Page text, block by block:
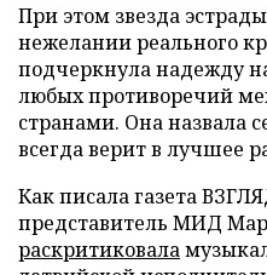
При этом звезда
нежелании реального
подчеркнула надежду
любых противоречий
странами. Она назвала
всегда верит в лучшее
Как писала газета
представитель МИД
раскритиковала